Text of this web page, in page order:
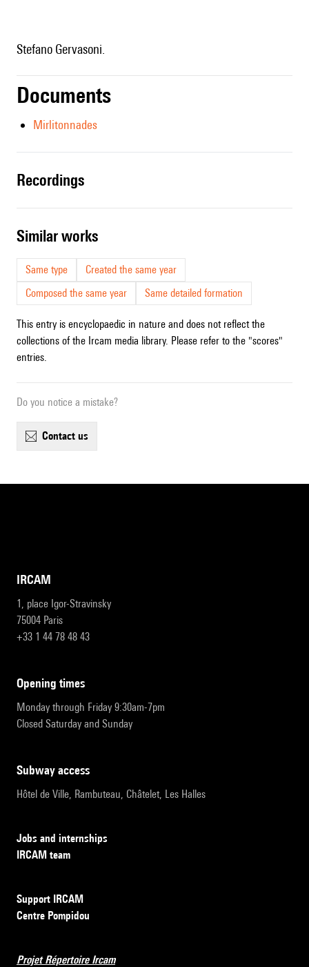
Stefano Gervasoni.
Documents
Mirlitonnades
recordings
similar works
Same type
Created the same year
Composed the same year
Same detailed formation
This entry is encyclopaedic in nature and does not reflect the
collections of the Ircam media library. Please refer to the "scores"
entries.
Do you notice a mistake?
contact us
IRCAM
1, place Igor-Stravinsky
75004 Paris
+33 1 44 78 48 43
opening times
Monday through Friday 9:30am-7pm
Closed Saturday and Sunday
subway access
Hôtel de Ville, Rambuteau, Châtelet, Les Halles
Jobs and internships
IRCAM team
Support IRCAM
Centre Pompidou
Projet Répertoire Ircam